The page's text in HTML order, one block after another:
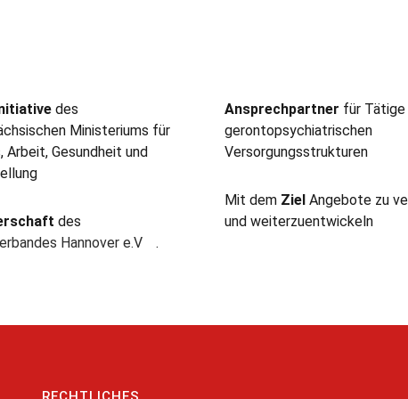
des
Ministeriums für
Arbeit, Gesundheit und
des
Hannover e.V
.
Ansprechpartner für Tätige
gerontopsychiatrischen
Versorgungsstrukturen
Mit dem Ziel Angebote zu
und weiterzuentwickeln